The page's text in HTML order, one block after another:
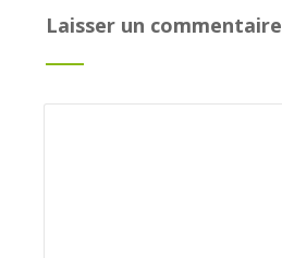
Laisser un commentaire